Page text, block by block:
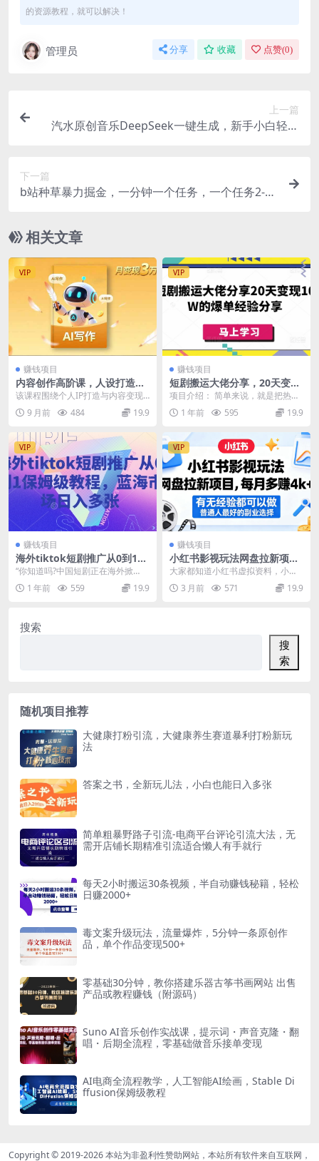
的资源教程，就可以解决！
管理员 分享 收藏 点赞(0)
上一篇
汽水原创音乐DeepSeek一键生成，新手小白轻松
下一篇
b站种草暴力掘金，一分钟一个任务，一个任务2-5
相关文章
VIP
赚钱项目
内容创作高阶课，人设打造，
表达挖掘，AI写作，流量密
码，月变现3万+
该课程围绕个人IP打造与内容变现
展开，从挖掘高阶表达欲源头出
发，引导学员做真实的...
9 月前 484 19.9
VIP
赚钱项目
短剧搬运大佬分享，20天变现
10W的爆单经验分享
项目介绍： 简单来说，就是把热门
短剧的精彩片段，通过特定技巧加
工后发布到不同平台...
1 年前 595 19.9
VIP
赚钱项目
海外tiktok短剧推广从0到1保
姆级教程，蓝海市场日入多张
“你知道吗?中国短剧正在海外掀
起‘追更狂潮’!一部《霸道总裁爱上
我》在TikTo...
1 年前 559 19.9
VIP
赚钱项目
小红书影视玩法网盘拉新项
目，每月多賺4k+，有无经验
都可以做，普通人最好的副业
选择
大家都知道小红书虚拟资料，小红
书网盘拉新，你玩过吗? 你曾经做过
闲鱼网盘拉新，公...
3 月前 571 19.9
搜索
搜
索
随机项目推荐
大健康打粉引流，大健康养生赛道暴利打粉新玩
法
答案之书，全新玩儿法，小白也能日入多张
简单粗暴野路子引流-电商平台评论引流大法，无
需开店铺长期精准引流适合懒人有手就行
每天2小时搬运30条视频，半自动赚钱秘籍，轻松
日赚2000+
毒文案升级玩法，流量爆炸，5分钟一条原创作
品，单个作品变现500+
零基础30分钟，教你搭建乐器古筝书画网站 出售
产品或教程赚钱（附源码）
Suno AI音乐创作实战课，提示词・声音克隆・翻
唱・后期全流程，零基础做音乐接单变现
AI电商全流程教学，人工智能AI绘画，Stable Di
ffusion保姆级教程
Copyright © 2019-2026本站为非盈利性赞助网站，本站所有软件来自互联网，